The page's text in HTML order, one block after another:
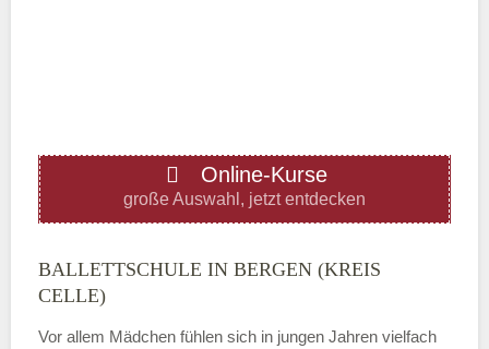
Donnerstag
—
Online-Kurse
große Auswahl, jetzt entdecken
BALLETTSCHULE IN BERGEN (KREIS
CELLE)
Vor allem Mädchen fühlen sich in jungen Jahren vielfach